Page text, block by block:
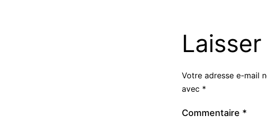
Votre adresse e-mail
avec *
Commentaire *